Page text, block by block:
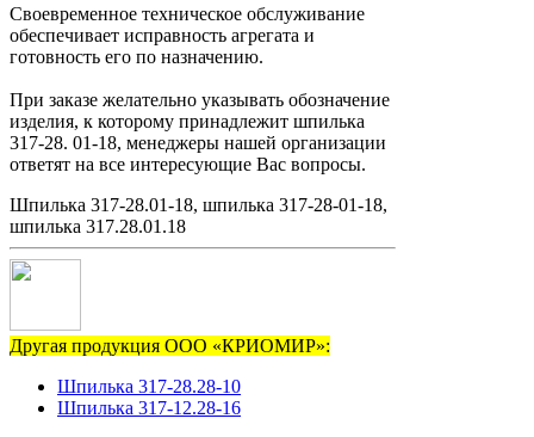
Своевременное техническое обслуживание
обеспечивает исправность агрегата и
готовность его по назначению.
При заказе желательно указывать обозначение
изделия, к которому принадлежит шпилька
317-28. 01-18, менеджеры нашей организации
ответят на все интересующие Вас вопросы.
Шпилька 317-28.01-18, шпилька 317-28-01-18,
шпилька 317.28.01.18
Другая продукция ООО «КРИОМИР»:
Шпилька 317-28.28-10
Шпилька 317-12.28-16